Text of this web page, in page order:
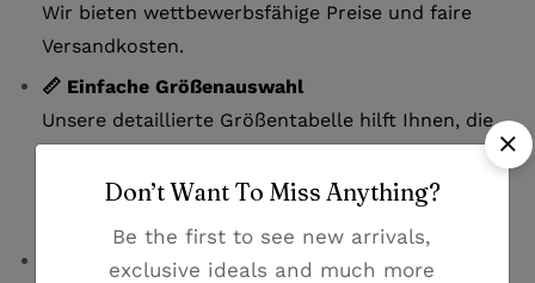
Wir bieten wettbewerbsfähige Preise und faire
Versandkosten.
📏 Einfache Größenauswahl
Unsere detaillierte Größentabelle hilft Ihnen, die
perfekte Passform zu finden. Bei Fragen zur Größe
kontaktieren Sie uns bitte per E-Mail oder
🚚 Zuverlässige Lieferung
Don’t Want To Miss Anything?
Be the first to see new arrivals,
exclusive ideals and much more